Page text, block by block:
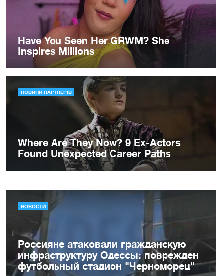
НОВОСТИ
Россияне атаковали гражданскую
инфраструктуру Одессы: поврежден
футбольный стадион "Черноморец"